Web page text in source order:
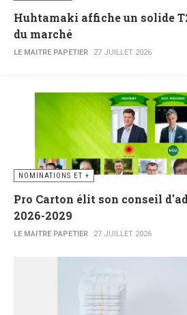
Huhtamaki affiche un solide
du marché
LE MAITRE PAPETIER 27 JUILLET 2026
NOMINATIONS ET +
Pro Carton élit son conseil
2026-2029
LE MAITRE PAPETIER 27 JUILLET 2026